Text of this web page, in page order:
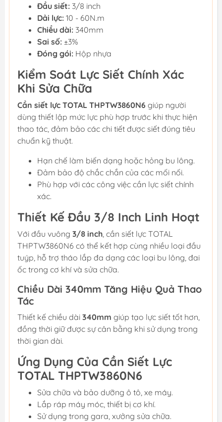
Đầu siết: 3/8 inch
Dải lực: 10 - 60N.m
Chiều dài: 340mm
Sai số: ±3%
Đóng gói: Hộp nhựa
Kiểm Soát Lực Siết Chính Xác
Khi Sửa Chữa
Cần siết lực TOTAL THPTW3860N6 giúp người
dùng thiết lập mức lực phù hợp trước khi thực hiện
thao tác, đảm bảo các chi tiết được siết đúng tiêu
chuẩn kỹ thuật.
Hạn chế làm biến dạng hoặc hỏng bu lông.
Đảm bảo độ chắc chắn của các mối nối.
Phù hợp với các công việc cần lực siết chính
xác.
Thiết Kế Đầu 3/8 Inch Linh Hoạt
Với đầu vuông 3/8 inch , cần siết lực TOTAL
THPTW3860N6 có thể kết hợp cùng nhiều loại đầu
tuýp, hỗ trợ tháo lắp đa dạng các loại bu lông, đai
ốc trong cơ khí và sửa chữa.
Chiều Dài 340mm Tăng Hiệu Quả Thao
Tác
Thiết kế chiều dài 340mm giúp tạo lực siết tốt hơn,
đồng thời giữ được sự cân bằng khi sử dụng trong
thời gian dài.
Ứng Dụng Của Cần Siết Lực
TOTAL THPTW3860N6
Sửa chữa và bảo dưỡng ô tô, xe máy.
Lắp ráp máy móc, thiết bị cơ khí.
Sử dụng trong gara, xưởng sửa chữa.